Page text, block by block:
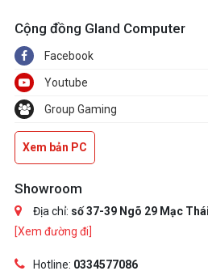
Cộng đồng Gland Computer
Facebook
Youtube
Group Gaming
Xem bản PC
Showroom
Địa chỉ: số 37-39 Ngõ 29 Mạc
[Xem đường đi]
Hotline: 0334577086